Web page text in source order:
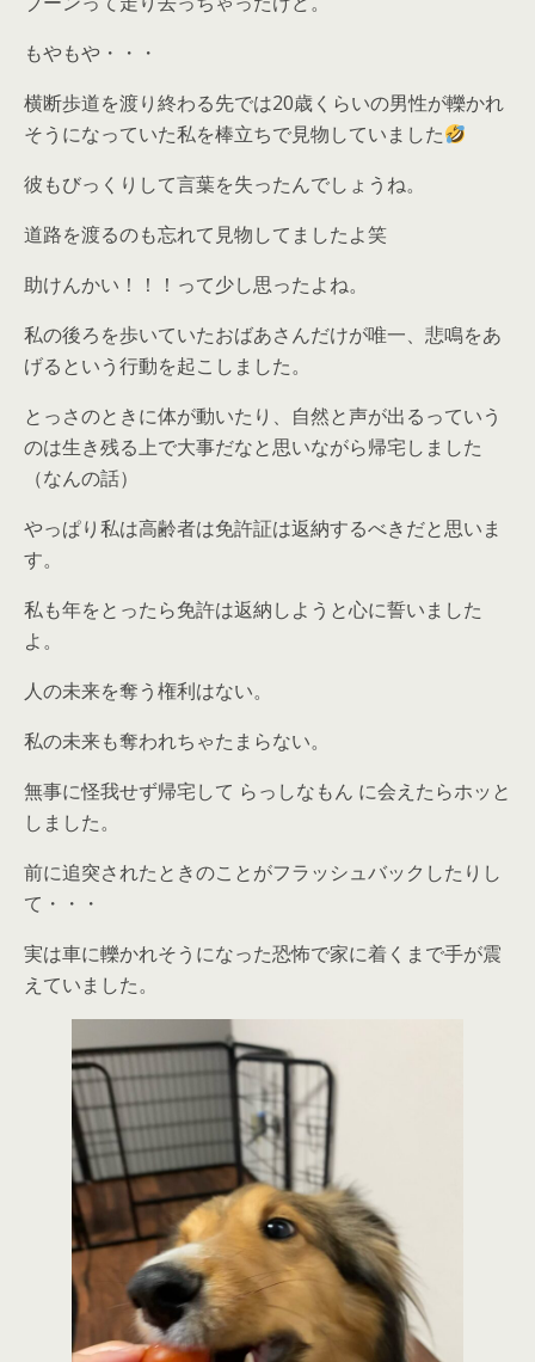
もやもや・・・
横断歩道を渡り終わる先では20歳くらいの男性が轢かれ
そうになっていた私を棒立ちで見物していました
彼もびっくりして言葉を失ったんでしょうね。
道路を渡るのも忘れて見物してましたよ笑
助けんかい！！！って少し思ったよね。
私の後ろを歩いていたおばあさんだけが唯一、悲鳴をあ
げるという行動を起こしました。
とっさのときに体が動いたり、自然と声が出るっていう
のは生き残る上で大事だなと思いながら帰宅しました
（なんの話）
やっぱり私は高齢者は免許証は返納するべきだと思いま
す。
私も年をとったら免許は返納しようと心に誓いました
よ。
人の未来を奪う権利はない。
私の未来も奪われちゃたまらない。
無事に怪我せず帰宅して らっしなもん に会えたらホッと
しました。
前に追突されたときのことがフラッシュバックしたりし
て・・・
実は車に轢かれそうになった恐怖で家に着くまで手が震
えていました。